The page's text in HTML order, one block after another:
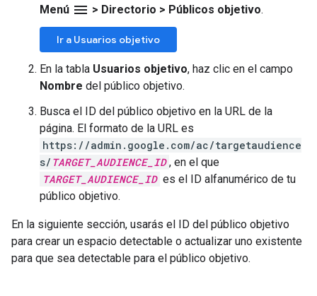
Menú menu > Directorio > Públicos objetivo.
Ir a Usuarios objetivo
En la tabla Usuarios objetivo, haz clic en el campo
Nombre del público objetivo.
Busca el ID del público objetivo en la URL de la
página. El formato de la URL es
https://admin.google.com/ac/targetaudience
s/ TARGET_AUDIENCE_ID , en el que
TARGET_AUDIENCE_ID es el ID alfanumérico de tu
público objetivo.
En la siguiente sección, usarás el ID del público objetivo
para crear un espacio detectable o actualizar uno existente
para que sea detectable para el público objetivo.